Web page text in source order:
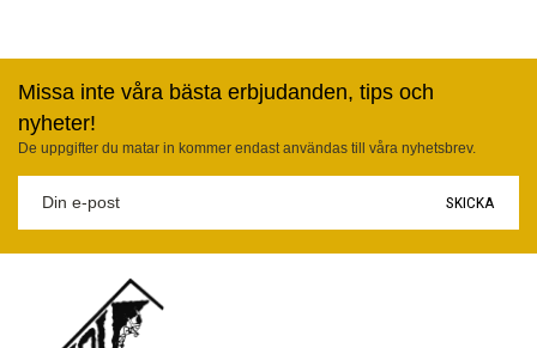
Missa inte våra bästa erbjudanden, tips och
nyheter!
De uppgifter du matar in kommer endast användas till våra nyhetsbrev.
SKICKA